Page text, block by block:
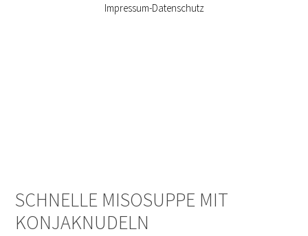
Impressum-Datenschutz
SCHNELLE MISOSUPPE MIT
KONJAKNUDELN